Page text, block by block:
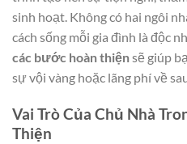
sinh hoạt. Không có hai ngôi
cách sống mỗi gia đình là độc
các bước hoàn thiệnsẽ giúp
sự vội vàng hoặc lãng phí về
Vai Trò Của Chủ Nhà
Thiện